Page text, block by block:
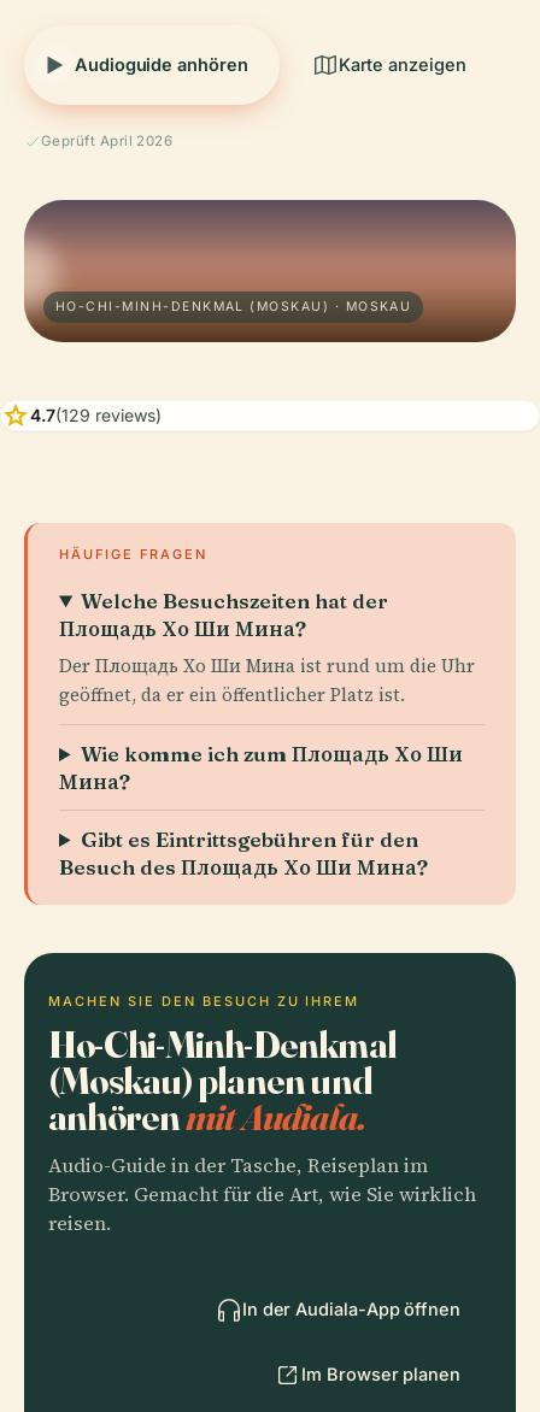
Audioguide anhören Karte anzeigen
Geprüft April 2026
HO-CHI-MINH-DENKMAL (MOSKAU) · MOSKAU
star4.7(129 reviews)
HÄUFIGE FRAGEN
Welche Besuchszeiten hat der
Площадь Хо Ши Мина?
Der Площадь Хо Ши Мина ist rund um die Uhr
geöffnet, da er ein öffentlicher Platz ist.
Wie komme ich zum Площадь Хо Ши
Мина?
Gibt es Eintrittsgebühren für den
Besuch des Площадь Хо Ши Мина?
MACHEN SIE DEN BESUCH ZU IHREM
Ho-Chi-Minh-Denkmal
(Moskau) planen und
anhörenmit Audiala.
Audio-Guide in der Tasche, Reiseplan im
Browser. Gemacht für die Art, wie Sie wirklich
reisen.
In der Audiala-App öffnen
Im Browser planen